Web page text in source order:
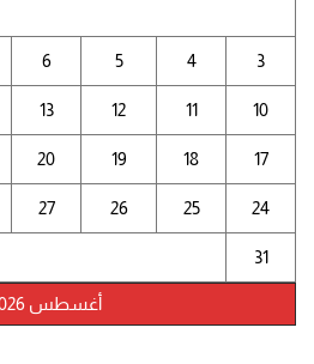
أغسطس 2026
3
4
5
6
10
11
12
13
17
18
19
20
24
25
26
27
31